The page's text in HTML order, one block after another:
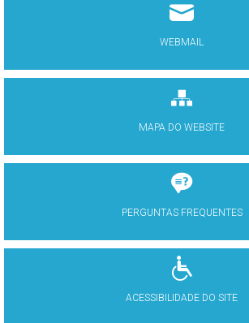
WEBMAIL
MAPA DO WEBSITE
PERGUNTAS FREQUENTES
ACESSIBILIDADE DO SITE